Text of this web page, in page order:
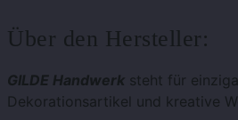
Über den Hersteller:
GILDE Handwerk steht für
Dekorationsartikel und kreative